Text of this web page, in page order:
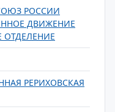
РОССИИ
ДВИЖЕНИЕ
ОТДЕЛЕНИЕ
РЕРИХОВСКАЯ